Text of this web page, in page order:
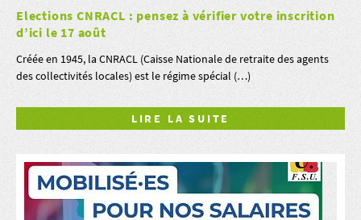
Elections CNRACL : pensez à vérifier votre inscrition
d’ici le 17 août
Créée en 1945, la CNRACL (Caisse Nationale de retraite des agents
des collectivités locales) est le régime spécial (…)
LIRE LA SUITE